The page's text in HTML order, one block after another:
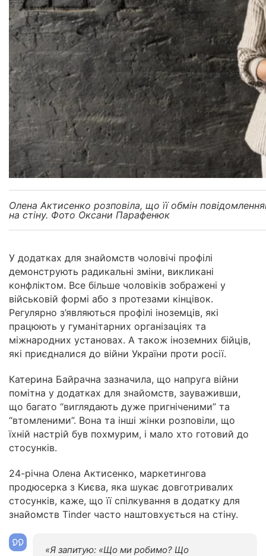
Олена Актисенко розповіла, що її обмін
на стіну. Фото Оксани Парафенюк
У додатках для знайомств чоловічі профілі
демонструють радикальні зміни, викликані
конфліктом. Все більше чоловіків зображені у
військовій формі або з протезами кінцівок.
Регулярно з’являються профілі іноземців, які
працюють у гуманітарних організаціях та
міжнародних установах. А також іноземних бійців,
які приєдналися до війни України проти росії.
Катерина Байрачна зазначила, що напруга війни
помітна у додатках для знайомств, зауваживши,
що багато “виглядають дуже пригніченими” та
“втомленими”. Вона та інші жінки розповіли, що
їхній настрій був похмурим, і мало хто готовий до
стосунків.
24-річна Олена Актисенко, маркетингова
продюсерка з Києва, яка шукає довготривалих
стосунків, каже, що її спілкування в додатку для
знайомств Tinder часто наштовхується на стіну.
«Я запитую: «Що ми робимо? Що